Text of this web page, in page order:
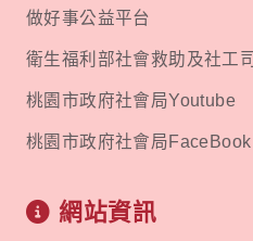
做好事公益平台
衛生福利部社會救助及社工司
桃園市政府社會局Youtube
桃園市政府社會局FaceBook
網站資訊